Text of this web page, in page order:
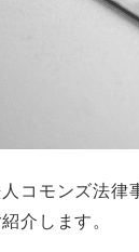
コモンズ法
介します。